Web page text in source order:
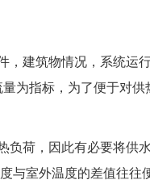
建筑物情况，系统运
为指标，为了便于对供
荷，因此有必要将供
与室外温度的差值往往